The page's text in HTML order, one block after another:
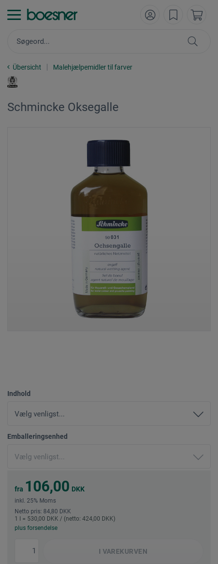
Übersicht Malehjælpemidler til farver
Schmincke Oksegalle
Indhold
Emballeringsenhed
fra 106,00 DKK
inkl. 25% Moms
Netto pris: 84,80 DKK
1 l = 530,00 DKK / (netto: 424,00 DKK)
plus forsendelse
I VAREKURVEN